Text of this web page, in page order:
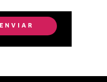
ENVIAR